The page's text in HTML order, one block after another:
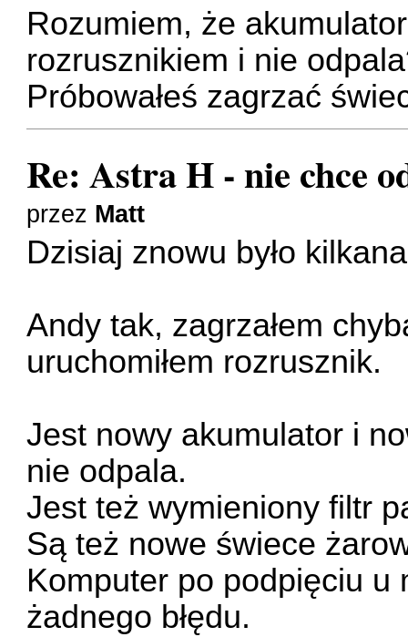
Rozumiem, że
rozrusznikiem i nie
Próbowałeś zagrzać
Re: Astra H - nie chce
przez Matt
Dzisiaj znowu było
Andy tak, zagrzałem
uruchomiłem rozrusznik.
Jest nowy akumulator i
nie odpala.
Jest też wymieniony filtr
Są też nowe świece
Komputer po podpięciu u
żadnego błędu.